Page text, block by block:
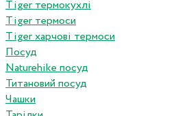
Tiger термокухлі
Tiger термоси
Tiger харчові термоси
Посуд
Naturehike посуд
Титановий посуд
Чашки